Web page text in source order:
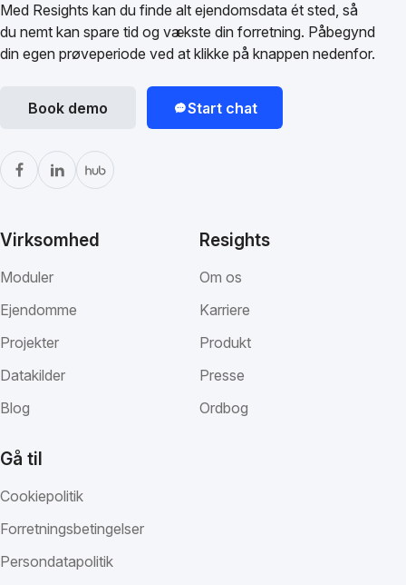
Med Resights kan du finde alt ejendomsdata ét sted, så
du nemt kan spare tid og vækste din forretning. Påbegynd
din egen prøveperiode ved at klikke på knappen nedenfor.
Book demo Start chat
Virksomhed
Moduler
Ejendomme
Projekter
Datakilder
Blog
Resights
Om os
Karriere
Produkt
Presse
Ordbog
Gå til
Cookiepolitik
Forretningsbetingelser
Persondatapolitik